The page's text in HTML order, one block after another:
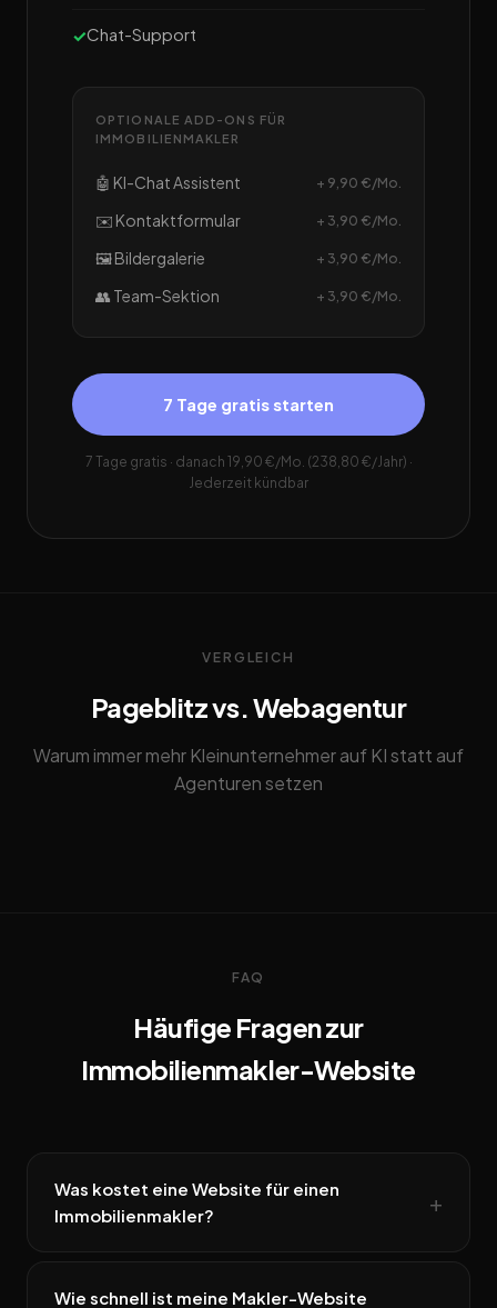
Chat-Support
OPTIONALE ADD-ONS FÜR
IMMOBILIENMAKLER
🤖 KI-Chat Assistent + 9,90 €/Mo.
✉️ Kontaktformular + 3,90 €/Mo.
🖼️ Bildergalerie + 3,90 €/Mo.
👥 Team-Sektion + 3,90 €/Mo.
7 Tage gratis starten
7 Tage gratis · danach 19,90 €/Mo. (238,80 €/Jahr) ·
Jederzeit kündbar
VERGLEICH
Pageblitz vs. Webagentur
Warum immer mehr Kleinunternehmer auf KI statt auf
Agenturen setzen
FAQ
Häufige Fragen zur
Immobilienmakler-Website
Was kostet eine Website für einen
Immobilienmakler?
Wie schnell ist meine Makler-Website